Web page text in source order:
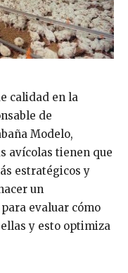
calidad en la
de
Modelo,
avícolas tienen que
estratégicos y
un
evaluar cómo
y esto optimiza